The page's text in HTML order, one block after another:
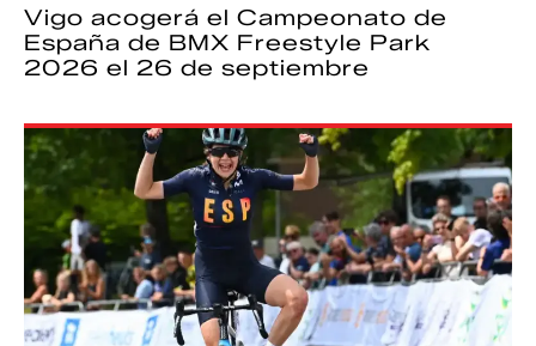
Vigo acogerá el Campeonato de
España de BMX Freestyle Park
2026 el 26 de septiembre